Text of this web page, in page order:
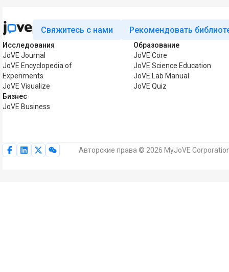
Свяжитесь с нами Рекомендовать
Исследования
JoVE Journal
JoVE Encyclopedia of
Experiments
JoVE Visualize
Бизнес
JoVE Business
Образование
JoVE Core
JoVE Science Education
JoVE Lab Manual
JoVE Quiz
Авторские права © 2026 MyJoVE